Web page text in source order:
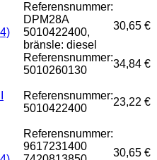
Referensnummer:
DPM28A
5010422400,
bränsle: diesel
30,65 €
Referensnummer:
5010260130
34,84 €
Referensnummer:
5010422400
23,22 €
Referensnummer:
9617231400
30,65 €